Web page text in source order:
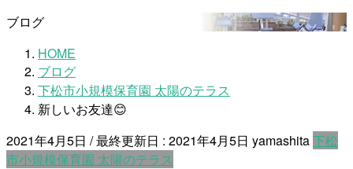
ブログ
HOME
ブログ
下松市小規模保育園 太陽のテラス
新しいお友達😊
2021年4月5日 / 最終更新日 : 2021年4月5日 yamashita下松
市小規模保育園 太陽のテラス